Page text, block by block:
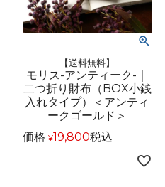
【送料無料】
モリス-アンティーク-｜
二つ折り財布（BOX小銭
入れタイプ）＜アンティ
ークゴールド＞
価格 ¥19,800税込